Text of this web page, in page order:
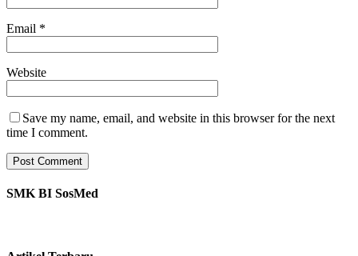
Email *
Website
Save my name, email, and website in this browser for the next
time I comment.
SMK BI SosMed